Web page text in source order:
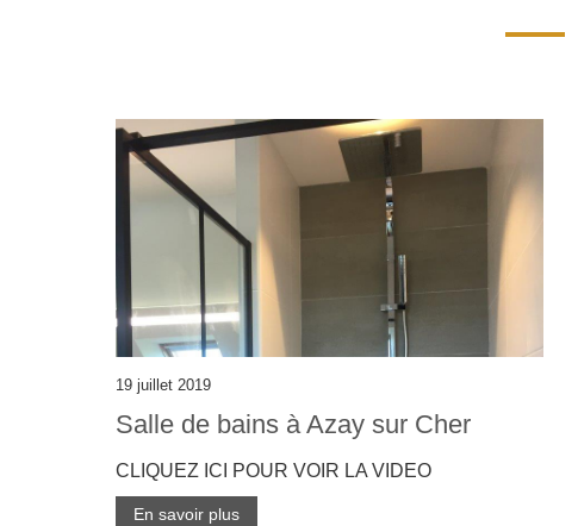
19 juillet 2019
Salle de bains à Azay sur Cher
CLIQUEZ ICI POUR VOIR LA VIDEO
En savoir plus